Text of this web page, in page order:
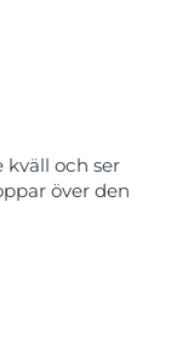
och ser
över den